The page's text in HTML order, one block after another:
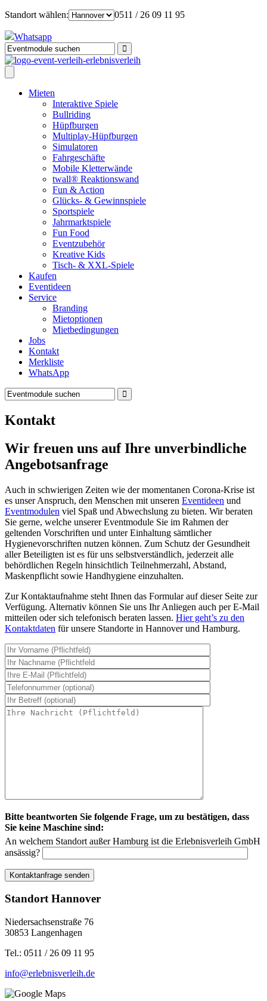
Standort wählen: 0511 / 26 09 11 95
Whatsapp
Mieten
Interaktive Spiele
Bullriding
Hüpfburgen
Multiplay-Hüpfburgen
Simulatoren
Fahrgeschäfte
Mobile Kletterwände
twall® Reaktionswand
Fun & Action
Glücks- & Gewinnspiele
Sportspiele
Jahrmarktspiele
Fun Food
Eventzubehör
Kreative Kids
Tisch- & XXL-Spiele
Kaufen
Eventideen
Service
Branding
Mietoptionen
Mietbedingungen
Jobs
Kontakt
Merkliste
WhatsApp
Kontakt
Wir freuen uns auf Ihre unverbindliche
Angebotsanfrage
Auch in schwierigen Zeiten wie der momentanen Corona-Krise ist
es unser Anspruch, den Menschen mit unseren Eventideen und
Eventmodulen viel Spaß und Abwechslung zu bieten. Wir beraten
Sie gerne, welche unserer Eventmodule Sie im Rahmen der
geltenden Vorschriften und unter Einhaltung sämtlicher
Hygienevorschriften nutzen können. Zum Schutz der Gesundheit
aller Beteiligten ist es für uns selbstverständlich, jederzeit alle
behördlichen Regeln hinsichtlich Teilnehmerzahl, Abstand,
Maskenpflicht sowie Handhygiene einzuhalten.
Zur Kontaktaufnahme steht Ihnen das Formular auf dieser Seite zur
Verfügung. Alternativ können Sie uns Ihr Anliegen auch per E-Mail
mitteilen oder sich telefonisch beraten lassen. Hier geht’s zu den
Kontaktdaten für unsere Standorte in Hannover und Hamburg.
Bitte beantworten Sie folgende Frage, um zu bestätigen, dass
Sie keine Maschine sind:
An welchem Standort außer Hamburg ist die Erlebnisverleih GmbH
ansässig?
Standort Hannover
Niedersachsenstraße 76
30853 Langenhagen
Tel.: 0511 / 26 09 11 95
info@erlebnisverleih.de